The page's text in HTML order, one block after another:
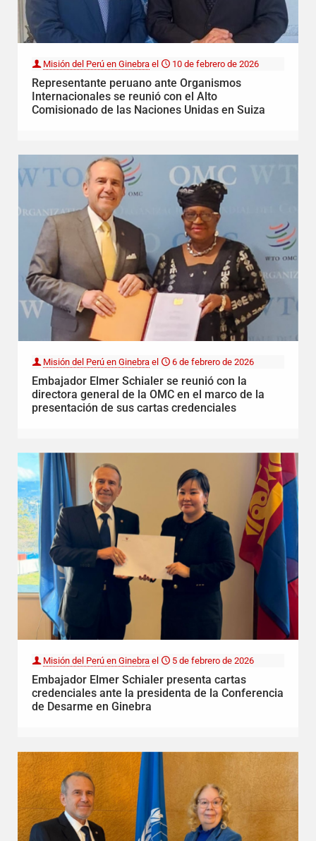
Misión del Perú en Ginebra el 10 de febrero de 2026
Representante peruano ante Organismos
Internacionales se reunió con el Alto
Comisionado de las Naciones Unidas en Suiza
Misión del Perú en Ginebra el 6 de febrero de 2026
Embajador Elmer Schialer se reunió con la
directora general de la OMC en el marco de la
presentación de sus cartas credenciales
Misión del Perú en Ginebra el 5 de febrero de 2026
Embajador Elmer Schialer presenta cartas
credenciales ante la presidenta de la Conferencia
de Desarme en Ginebra